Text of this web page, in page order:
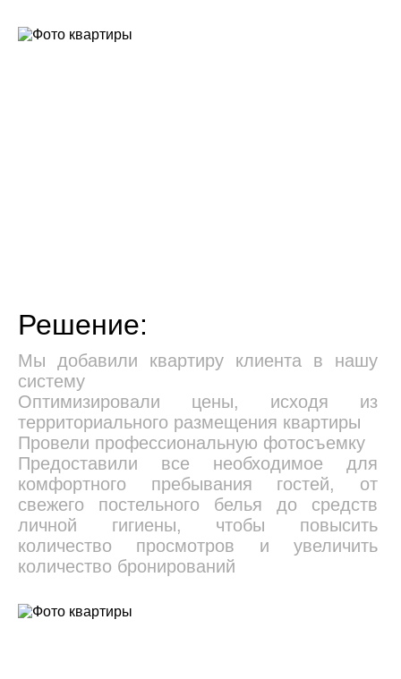
Решение:
Мы добавили квартиру клиента в нашу
систему
Оптимизировали цены, исходя из
территориального размещения квартиры
Провели профессиональную фотосъемку
Предоставили все необходимое для
комфортного пребывания гостей, от
свежего постельного белья до средств
личной гигиены, чтобы повысить
количество просмотров и увеличить
количество бронирований